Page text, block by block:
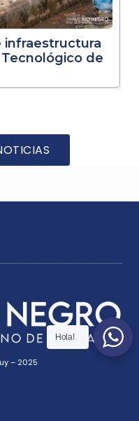
infraestructura
de
– 2025
Hola!